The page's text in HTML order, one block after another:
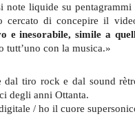
liquide su
cercato di concepire il
e inesorabile, simile a
tutt’uno con la musica.»
dal tiro rock e dal sound
degli anni Ottanta.
/ ho il cuore